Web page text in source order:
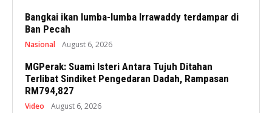
Bangkai ikan lumba-lumba Irrawaddy terdampar di
Ban Pecah
Nasional August 6, 2026
MGPerak: Suami Isteri Antara Tujuh Ditahan
Terlibat Sindiket Pengedaran Dadah, Rampasan
RM794,827
Video August 6, 2026